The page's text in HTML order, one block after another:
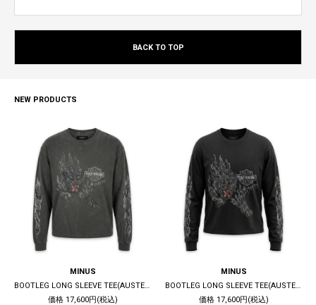
BACK TO TOP
NEW PRODUCTS
MINUS
BOOTLEG LONG SLEEVE TEE(AUSTERE) / 10YEARS BLACK
価格 17,600円(税込)
MINUS
BOOTLEG LONG SLEEVE TEE(AUSTERE) / 5YEARS BLACK
価格 17,600円(税込)